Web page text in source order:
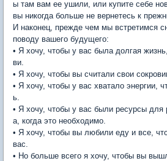
ы там вам ее ушили, или купите себе
вы никогда больше не вернетесь к
И наконец, прежде чем мы встретимся
поводу вашего будущего:
• Я хочу, чтобы у вас была долгая
ви.
• Я хочу, чтобы вы считали свои
• Я хочу, чтобы у вас хватало энергии,
ь.
• Я хочу, чтобы у вас были ресурсы для
а, когда это необходимо.
• Я хочу, чтобы вы любили еду и все,
вас.
• Но больше всего я хочу, чтобы вы